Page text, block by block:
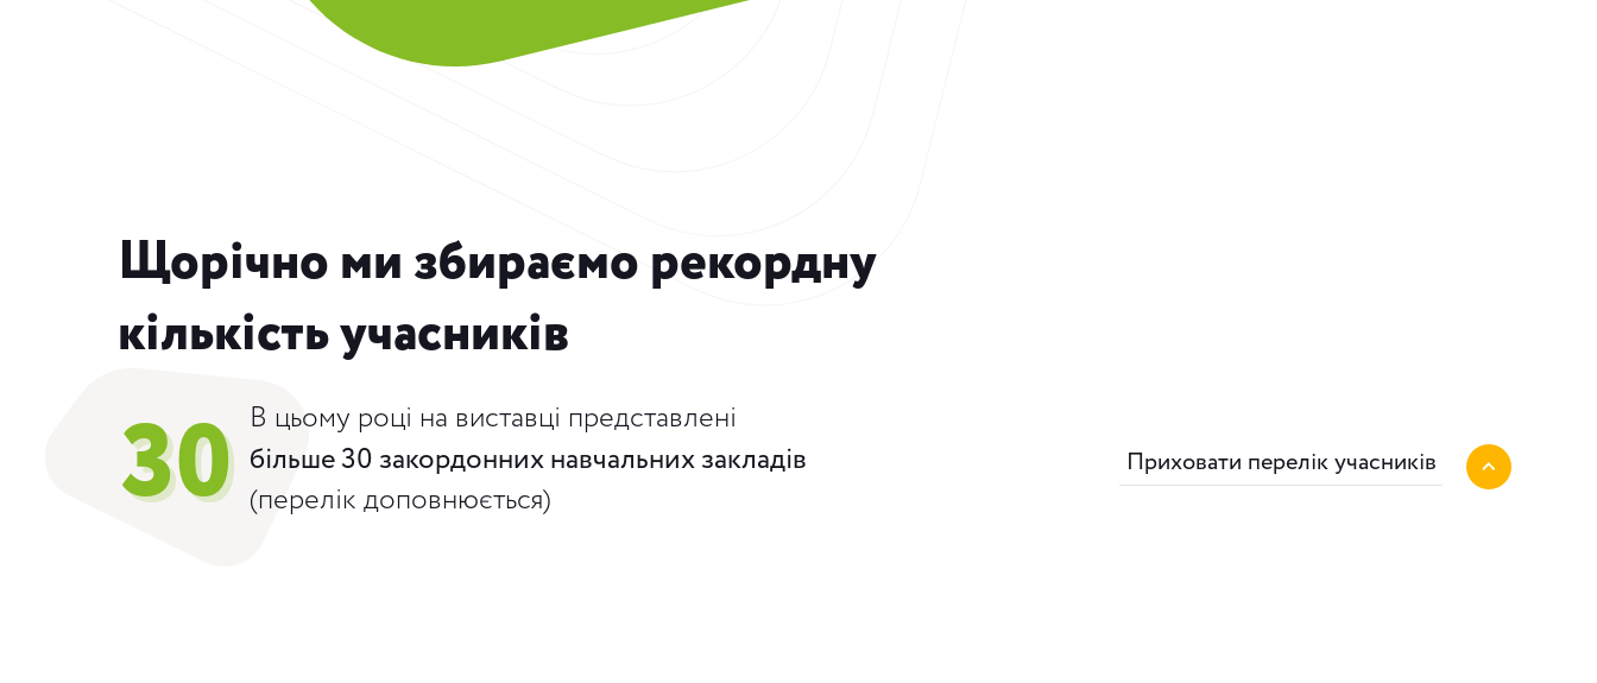
Щорічно ми збираємо рекордну
кількість учасників
30
30 В цьому році на виставці представлені
більше 30 закордонних навчальних закладів
(перелік доповнюється)
Приховати перелік учасників